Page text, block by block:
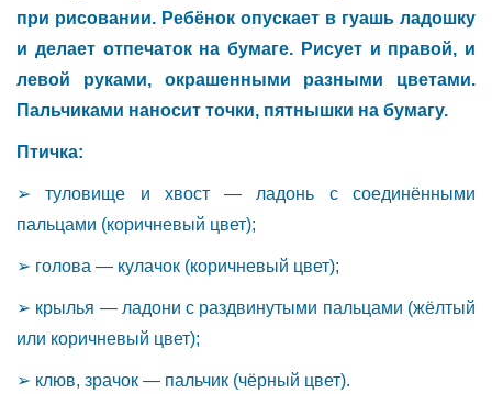
при рисовании. Ребёнок опускает в гуашь ладошку
и делает отпечаток на бумаге. Рисует и правой, и
левой руками, окрашенными разными цветами.
Пальчиками наносит точки, пятнышки на бумагу.
Птичка:
➢ туловище и хвост — ладонь с соединёнными
пальцами (коричневый цвет);
➢ голова — кулачок (коричневый цвет);
➢ крылья — ладони с раздвинутыми пальцами (жёлтый
или коричневый цвет);
➢ клюв, зрачок — пальчик (чёрный цвет).